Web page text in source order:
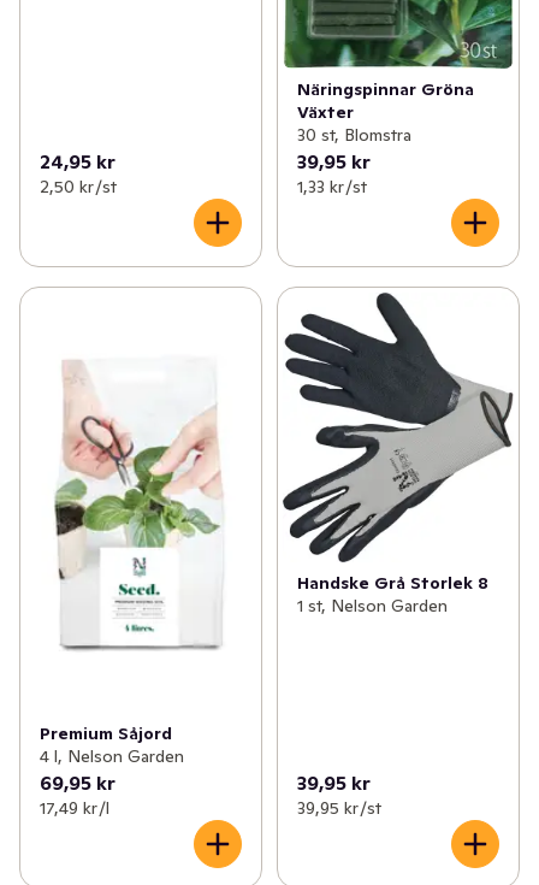
24,95 kr
2,50 kr /st
Näringspinnar Gröna
Växter
30 st, Blomstra
39,95 kr
1,33 kr /st
Premium Såjord
4 l, Nelson Garden
69,95 kr
17,49 kr /l
Handske Grå Storlek 8
1 st, Nelson Garden
39,95 kr
39,95 kr /st